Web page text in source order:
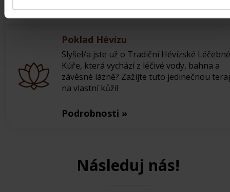
Více informací »
Poklad Hévízu
Slyšel/a jste už o Tradiční Hévízské Léčebné
Kúře, která vychází z léčivé vody, bahna a
závěsné lázně? Zažijte tuto jedinečnou
na vlastní kůži!
Podrobnosti »
Následuj nás!